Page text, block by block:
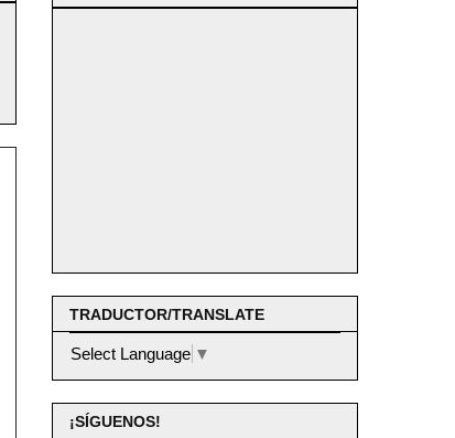
TRADUCTOR/TRANSLATE
Select Language ▼
¡SÍGUENOS!